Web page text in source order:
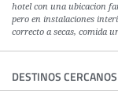
hotel con una ubicacion
pero en instalaciones
correcto a secas, comida
DESTINOS